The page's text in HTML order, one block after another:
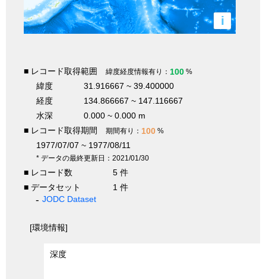
i
■ レコード取得範囲 緯度経度情報有り： 100 %
緯度
31.916667 ~ 39.400000
経度
134.866667 ~ 147.116667
水深
0.000 ~ 0.000 m
■ レコード取得期間
期間有り： 100 %
1977/07/07 ~ 1977/08/11
* データの最終更新日：2021/01/30
■ レコード数
5 件
■ データセット
1 件
JODC Dataset
[環境情報]
深度